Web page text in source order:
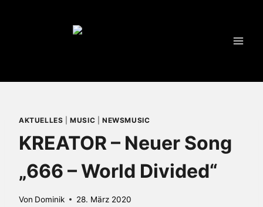
AKTUELLES |MUSIC NEWSMUSIC
KREATOR – Neuer Song
„666 – World Divided“
Von Dominik 28. März 2020